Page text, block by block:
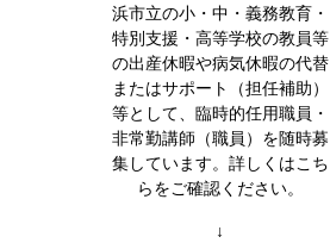
浜市立の小・中・義務教育・
特別支援・高等学校の教員等
の出産休暇や病気休暇の代替
またはサポート（担任補助）
等として、臨時的任用職員・
非常勤講師（職員）を随時募
集しています。詳しくはこち
らをご確認ください。
↓